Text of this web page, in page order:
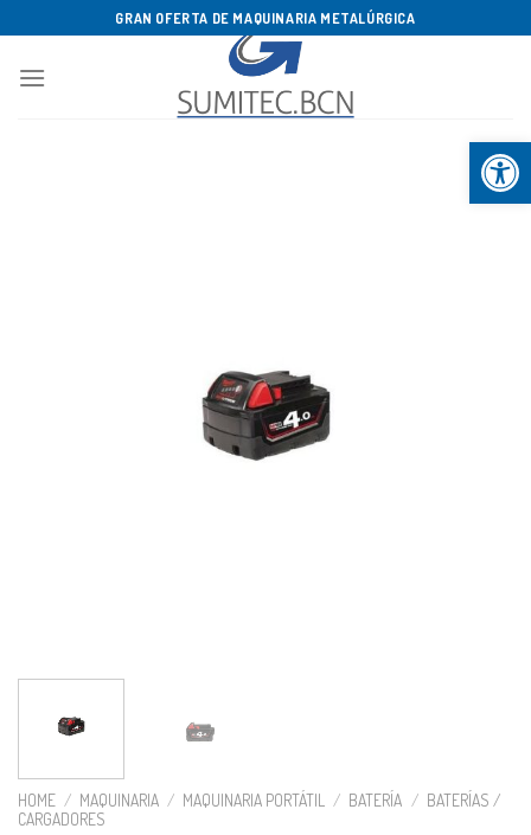
Abrir
al
contenido
GRAN OFERTA DE MAQUINARIA METALÚRGICA
HOME / MAQUINARIA / MAQUINARIA PORTÁTIL / BATERÍA / BATERÍAS /
CARGADORES